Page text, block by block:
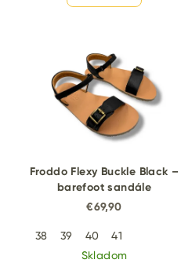
Froddo Flexy Buckle Black –
barefoot sandále
€69,90
38 39 40
41
Skladom